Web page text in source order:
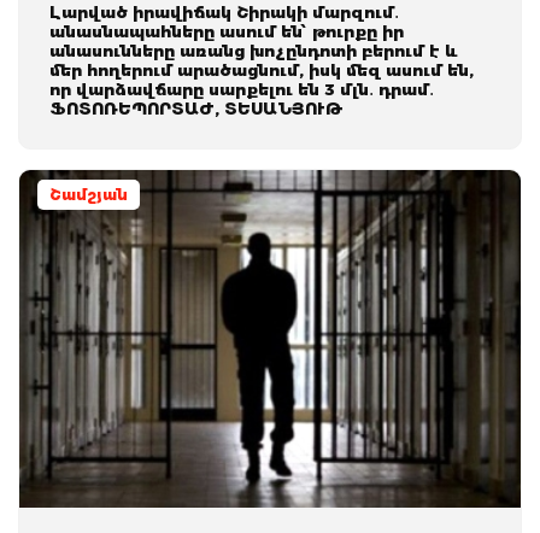
Լարված իրավիճակ Շիրակի մարզում․
անասնապահները ասում են՝ թուրքը իր
անասունները առանց խոչընդոտի բերում է և
մեր հողերում արածացնում, իսկ մեզ ասում են,
որ վարձավճարը սարքելու են 3 մլն․ դրամ․
ՖՈՏՈՌԵՊՈՐՏԱԺ, ՏԵՍԱՆՅՈՒԹ
Շամշյան